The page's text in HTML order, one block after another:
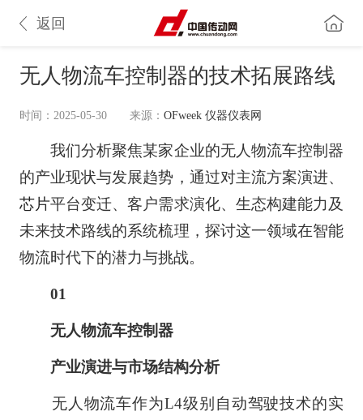
返回
无人物流车控制器的技术拓展路线
时间：2025-05-30 来源： OFweek 仪器仪表网
我们分析聚焦某家企业的无人物流车控制器
的产业现状与发展趋势，通过对主流方案演进、
芯片平台变迁、客户需求演化、生态构建能力及
未来技术路线的系统梳理，探讨这一领域在智能
物流时代下的潜力与挑战。
01
无人物流车控制器
产业演进与市场结构分析
无人物流车作为L4级别自动驾驶技术的实